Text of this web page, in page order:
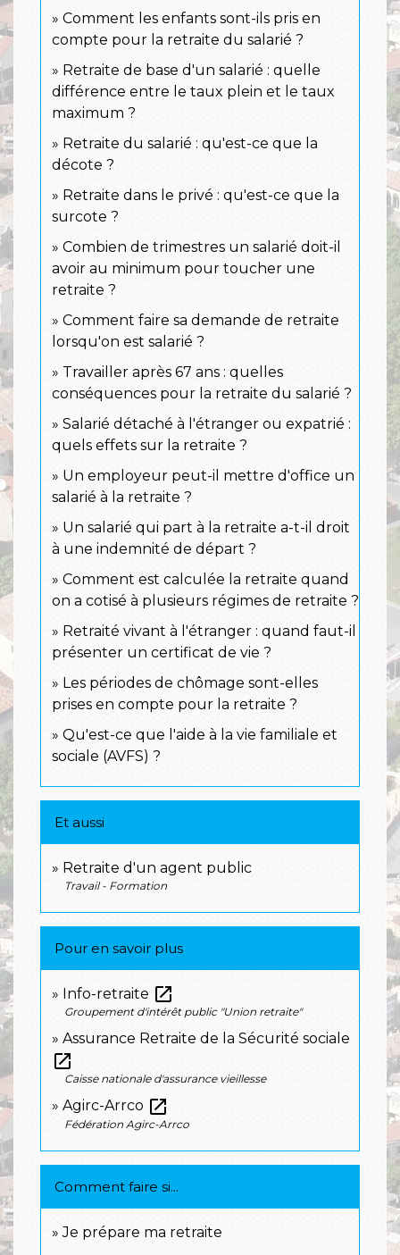
Comment les enfants sont-ils pris en
compte pour la retraite du salarié ?
Retraite de base d'un salarié : quelle
différence entre le taux plein et le taux
maximum ?
Retraite du salarié : qu'est-ce que la
décote ?
Retraite dans le privé : qu'est-ce que la
surcote ?
Combien de trimestres un salarié doit-il
avoir au minimum pour toucher une
retraite ?
Comment faire sa demande de retraite
lorsqu'on est salarié ?
Travailler après 67 ans : quelles
conséquences pour la retraite du salarié ?
Salarié détaché à l'étranger ou expatrié :
quels effets sur la retraite ?
Un employeur peut-il mettre d'office un
salarié à la retraite ?
Un salarié qui part à la retraite a-t-il droit
à une indemnité de départ ?
Comment est calculée la retraite quand
on a cotisé à plusieurs régimes de retraite ?
Retraité vivant à l'étranger : quand faut-il
présenter un certificat de vie ?
Les périodes de chômage sont-elles
prises en compte pour la retraite ?
Qu'est-ce que l'aide à la vie familiale et
sociale (AVFS) ?
Et aussi
Retraite d'un agent public
Travail - Formation
Pour en savoir plus
Info-retraite open_in_new
Groupement d'intérêt public "Union retraite"
Assurance Retraite de la Sécurité sociale
open_in_new
Caisse nationale d'assurance vieillesse
Agirc-Arrco open_in_new
Fédération Agirc-Arrco
Comment faire si...
Je prépare ma retraite